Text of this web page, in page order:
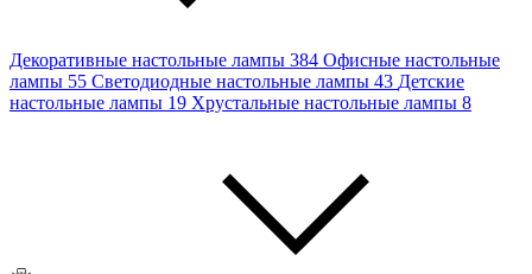
Декоративные настольные лампы 384 Офисные настольные
лампы 55 Светодиодные настольные лампы 43 Детские
настольные лампы 19 Хрустальные настольные лампы 8